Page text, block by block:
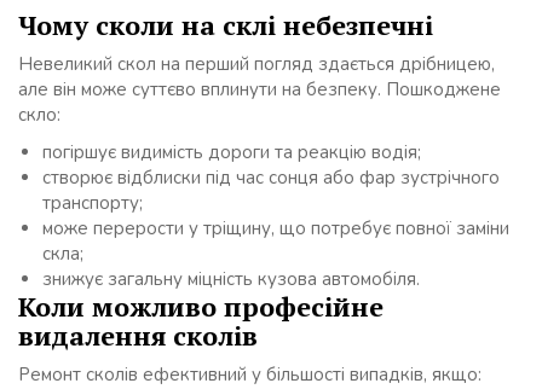
Чому сколи на склі небезпечні
Невеликий скол на перший погляд здається дрібницею,
але він може суттєво вплинути на безпеку. Пошкоджене
скло:
погіршує видимість дороги та реакцію водія;
створює відблиски під час сонця або фар зустрічного
транспорту;
може перерости у тріщину, що потребує повної заміни
скла;
знижує загальну міцність кузова автомобіля.
Коли можливо професійне
видалення сколів
Ремонт сколів ефективний у більшості випадків, якщо: